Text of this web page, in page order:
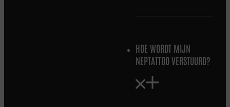
HOE WORDT MIJN
NEPTATTOO VERSTUURD?